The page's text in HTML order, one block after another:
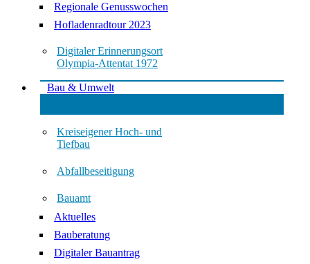
Regionale Genusswochen
Hofladenradtour 2023
Digitaler Erinnerungsort
Olympia-Attentat 1972
Bau & Umwelt
Kreiseigener Hoch- und
Tiefbau
Abfallbeseitigung
Bauamt
Aktuelles
Bauberatung
Digitaler Bauantrag